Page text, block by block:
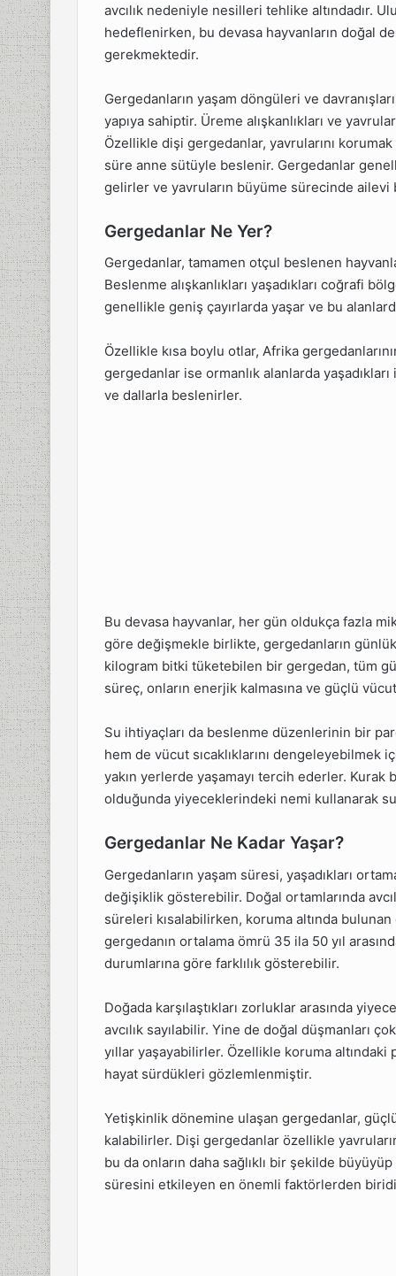
avcılık nedeniyle nesilleri tehlike altındadır.
hedeflenirken, bu devasa hayvanların doğal
gerekmektedir.
Gergedanların yaşam döngüleri ve
yapıya sahiptir. Üreme alışkanlıkları ve
Özellikle dişi gergedanlar, yavrularını
süre anne sütüyle beslenir. Gergedanlar
gelirler ve yavruların büyüme sürecinde ailevi
Gergedanlar Ne Yer?
Gergedanlar, tamamen otçul beslenen
Beslenme alışkanlıkları yaşadıkları coğrafi
genellikle geniş çayırlarda yaşar ve bu
Özellikle kısa boylu otlar, Afrika
gergedanlar ise ormanlık alanlarda
ve dallarla beslenirler.
Bu devasa hayvanlar, her gün oldukça fazla
göre değişmekle birlikte, gergedanların
kilogram bitki tüketebilen bir gergedan, tüm
süreç, onların enerjik kalmasına ve güçlü vücut
Su ihtiyaçları da beslenme düzenlerinin bir
hem de vücut sıcaklıklarını dengeleyebilmek
yakın yerlerde yaşamayı tercih ederler. Kurak
olduğunda yiyeceklerindeki nemi kullanarak su
Gergedanlar Ne Kadar Yaşar?
Gergedanların yaşam süresi, yaşadıkları
değişiklik gösterebilir. Doğal ortamlarında
süreleri kısalabilirken, koruma altında
gergedanın ortalama ömrü 35 ila 50 yıl
durumlarına göre farklılık gösterebilir.
Doğada karşılaştıkları zorluklar arasında
avcılık sayılabilir. Yine de doğal düşmanları
yıllar yaşayabilirler. Özellikle koruma
hayat sürdükleri gözlemlenmiştir.
Yetişkinlik dönemine ulaşan gergedanlar,
kalabilirler. Dişi gergedanlar özellikle
bu da onların daha sağlıklı bir şekilde
süresini etkileyen en önemli faktörlerden